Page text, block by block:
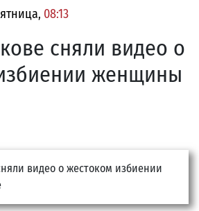
08:13
сняли видео о
женщины